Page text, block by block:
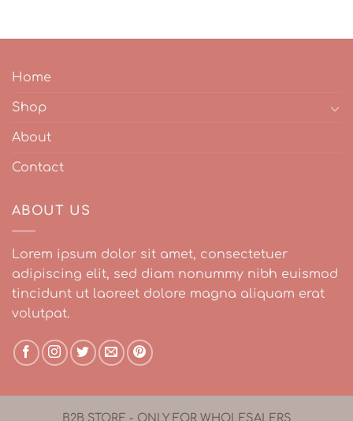
Home
Shop
About
Contact
ABOUT US
Lorem ipsum dolor sit amet, consectetuer
adipiscing elit, sed diam nonummy nibh euismod
tincidunt ut laoreet dolore magna aliquam erat
volutpat.
B2B STORE - ONLY FOR WHOLESALERS